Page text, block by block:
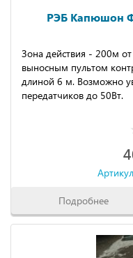
РЭБ Капюшон
Зона действия - 200м
выносным пультом
длиной 6 м. Возможно
передатчиков до 50Вт.
Подробнее